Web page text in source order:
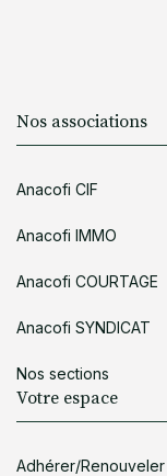
Nos associations
Anacofi CIF
Anacofi IMMO
Anacofi COURTAGE
Anacofi SYNDICAT
Nos sections
Votre espace
Adhérer/Renouveler